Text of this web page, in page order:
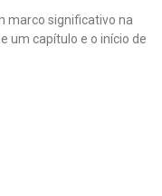
marco significativo na
um capítulo e o início de